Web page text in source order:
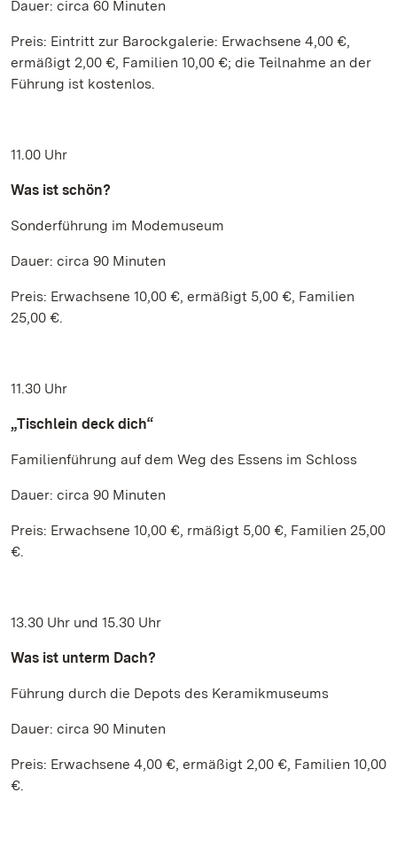
Dauer: circa 60 Minuten
Preis: Eintritt zur Barockgalerie: Erwachsene 4,00 €,
ermäßigt 2,00 €, Familien 10,00 €; die Teilnahme an der
Führung ist kostenlos.
11.00 Uhr
Was ist schön?
Sonderführung im Modemuseum
Dauer: circa 90 Minuten
Preis: Erwachsene 10,00 €, ermäßigt 5,00 €, Familien
25,00 €.
11.30 Uhr
„Tischlein deck dich“
Familienführung auf dem Weg des Essens im Schloss
Dauer: circa 90 Minuten
Preis: Erwachsene 10,00 €, rmäßigt 5,00 €, Familien 25,00
€.
13.30 Uhr und 15.30 Uhr
Was ist unterm Dach?
Führung durch die Depots des Keramikmuseums
Dauer: circa 90 Minuten
Preis: Erwachsene 4,00 €, ermäßigt 2,00 €, Familien 10,00
€.